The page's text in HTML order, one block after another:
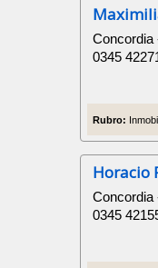
Concordia
0345
Rubro:
Horacio
Concordia
0345